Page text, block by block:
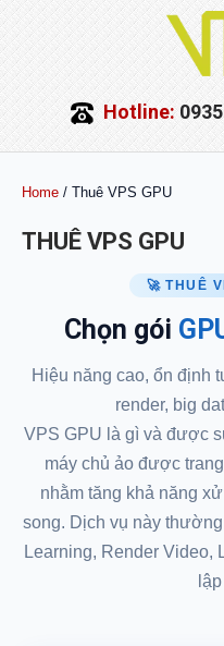
Hotline:
Home / Thuê VPS GPU
THUÊ VPS GPU
🚀 THUÊ
Chọn gói
Hiệu năng cao, ổn định
render, big
VPS GPU là gì và được
máy chủ ảo được
nhằm tăng khả năng
song. Dịch vụ này
Learning, Render Video,